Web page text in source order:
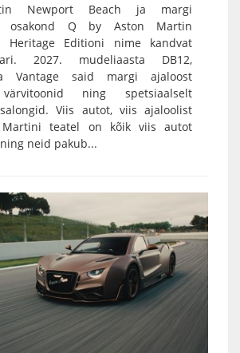
Newport Beach ja margi
osakond Q by Aston Martin
Heritage Editioni nime kandvat
2027. mudeliaasta DB12,
Vantage said margi ajaloost
ning spetsiaalselt
Viis autot, viis ajaloolist
teatel on kõik viis autot
neid pakub...